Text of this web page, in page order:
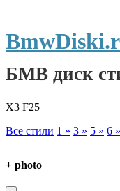
БМВ диск
X3 F25
Все стили 1 » 3 » 5 » 6 »
+ photo